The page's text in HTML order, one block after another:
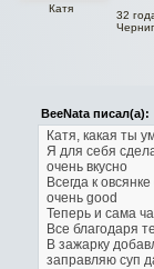
Катя
32
BeeNata писал(а):
Катя, какая ты
Я для себя
очень вкусно
Всегда к
очень good
Теперь и сама
Все благодаря
В зажарку
заправляю суп